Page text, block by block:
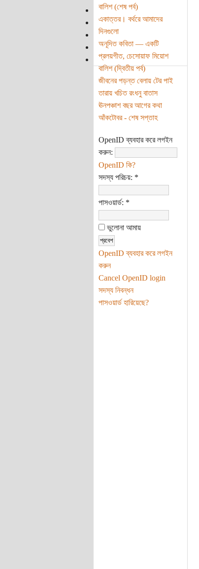
বালিশ (শেষ পর্ব)
একাত্তর। বর্থরে আমাদের
দিনগুলো
অনূদিত কবিতা — একটি
প্রলয়গীত, চেসোয়াফ মিয়োশ
বালিশ (দ্বিতীয় পর্ব)
জীবনের পড়ন্ত বেলায় টের পাই
তারায় খচিত রংধনু বাতাস
ঊনপঞ্চাশ বছর আগের কথা
আঁকটোবর - শেষ সপ্তাহ
OpenID ব্যবহার করে লগইন
করুন:
OpenID কি?
সদস্য পরিচয়: *
পাসওয়ার্ড: *
ভুলোনা আমায়
OpenID ব্যবহার করে লগইন
করুন
Cancel OpenID login
সদস্য নিবন্ধন
পাসওয়ার্ড হারিয়েছে?